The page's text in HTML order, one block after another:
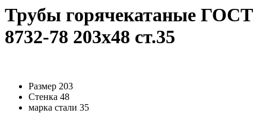
Трубы горячекатаные ГОСТ
8732-78 203x48 ст.35
Размер 203
Стенка 48
марка стали 35